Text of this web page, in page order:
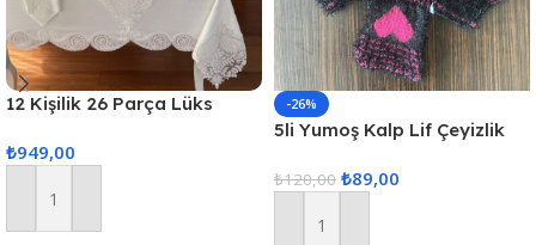
12 Kişilik 26 Parça Lüks
Masa Örtüsü Seti
₺949,00
Sepete Ekle
-26%
5li Yumoş Kalp Lif Çeyizlik
₺120,00 ₺89,00
Sepete Ekle